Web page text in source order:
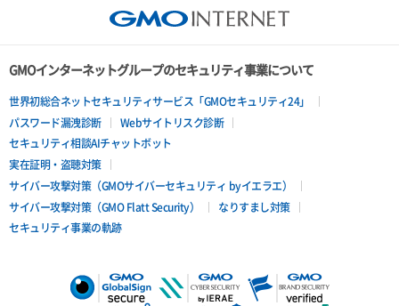
GMOインターネットグループのセキュリティ事業について
世界初総合ネットセキュリティサービス「GMOセキュリティ24」
パスワード漏洩診断
Webサイトリスク診断
セキュリティ相談AIチャットボット
実在証明・盗聴対策
サイバー攻撃対策（GMOサイバーセキュリティ byイエラエ）
サイバー攻撃対策（GMO Flatt Security）
なりすまし対策
セキュリティ事業の軌跡